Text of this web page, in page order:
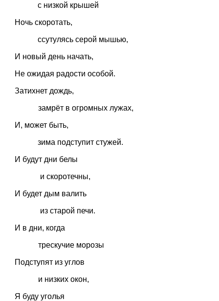
с низкой крышей
Ночь скоротать,
ссутулясь серой мышью,
И новый день начать,
Не ожидая радости особой.
Затихнет дождь,
замрёт в огромных лужах,
И, может быть,
зима подступит стужей.
И будут дни белы
и скоротечны,
И будет дым валить
из старой печи.
И в дни, когда
трескучие морозы
Подступят из углов
и низких окон,
Я буду уголья